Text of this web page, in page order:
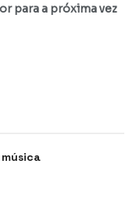
para a próxima vez